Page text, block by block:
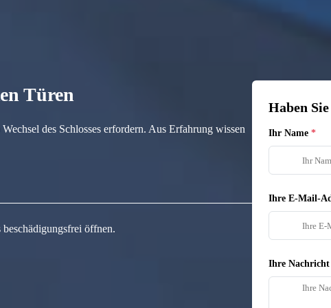
Türen
des Schlosses erfordern. Aus Erfahrung wissen
öffnen.
Haben
Ihr Name
Ihre E-Mail-
Ihre Nachricht